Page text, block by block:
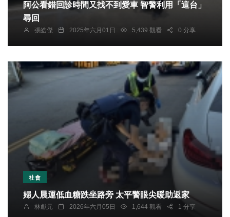
阿公看錯回診時間又找不到愛車 智警利用「這台」
尋回
張皓傑 2025年六月01日 5,439 觀看 0 分享
社會
婦人晨運低血糖跌坐路旁 太平警眼尖暖助返家
林獻元 2026年六月05日 1,644 觀看 1 分享